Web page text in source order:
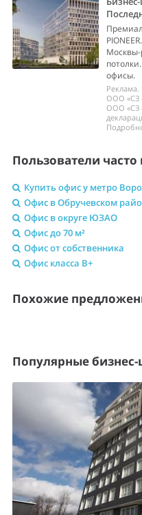
офисы.
Реклама.
ООО «СЗ
ООО «СЗ
Пользователи
Купить офис у метро
Офис в Обручевском
Офис в округе ЮЗАО
Офис до 70 м²
Офис от собственника
Офис класса B+
Похожие
Популярные